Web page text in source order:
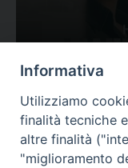
Valutazione
Complesso,
Tematica:
Informativa
Utilizziamo
finalità tecniche
altre finalità
"miglioramento